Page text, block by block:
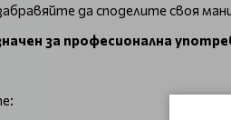
да споделите своя
за професионална